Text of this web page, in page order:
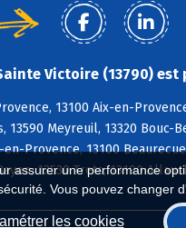
assurer une performance
Vous pouvez
les cookies
Victoire (13790) est
13100 Aix-en-
13590 Meyreuil, 13320 Bouc-
Provence, 13100
13530 Trets, 13190